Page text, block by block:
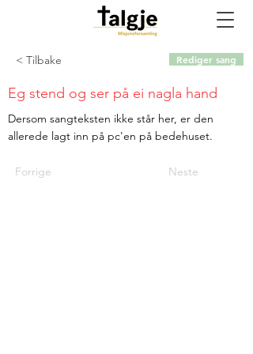
< Tilbake
Dersom sangteksten ikke står her, er den
allerede lagt inn på pc'en på bedehuset.
Forrige Neste
Eg stend og ser på ei nagla hand
Rediger sang